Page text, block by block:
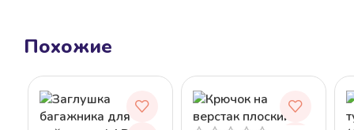
Похожие